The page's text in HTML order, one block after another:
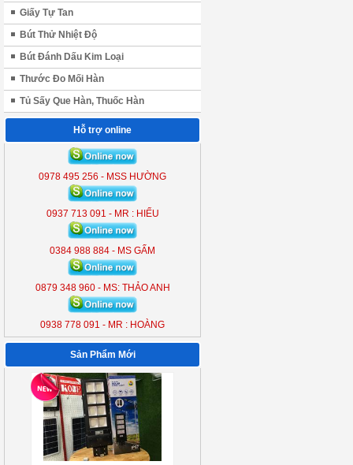
Giấy Tự Tan
Bút Thử Nhiệt Độ
Bút Đánh Dấu Kim Loại
Thước Đo Mối Hàn
Tủ Sấy Que Hàn, Thuốc Hàn
Hỗ trợ online
0978 495 256 - MSS HƯỜNG
0937 713 091 - MR : HIẾU
0384 988 884 - MS GẤM
0879 348 960 - MS: THẢO ANH
0938 778 091 - MR : HOÀNG
Sản Phẩm Mới
ĐÈN LIỀN THỂ KOBE 7300 (
KB - 7300
ĐÈN LIỀN THỂ KOBE 7300 (
300W )
KB - 7300